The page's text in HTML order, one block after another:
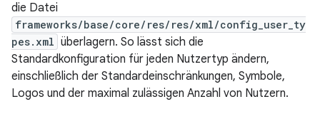
die Datei
frameworks/base/core/res/res/xml/config_user_ty
pes.xml überlagern. So lässt sich die
Standardkonfiguration für jeden Nutzertyp ändern,
einschließlich der Standardeinschränkungen, Symbole,
Logos und der maximal zulässigen Anzahl von Nutzern.